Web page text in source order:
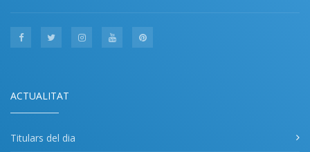
ACTUALITAT
Titulars del dia